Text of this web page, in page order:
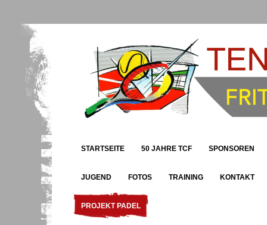
STARTSEITE 50 JAHRE TCF SPONSOREN
JUGEND FOTOS TRAINING KONTAKT
PROJEKT PADEL